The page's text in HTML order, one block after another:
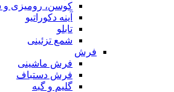
کوسن، رومیزی و
آینه دکوراتیو
تابلو
شمع تزئینی
فرش
فرش ماشینی
فرش دستباف
گلیم و گبه